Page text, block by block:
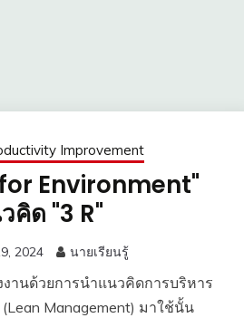
Improvement
Environment"
คิด "3 R"
2024 นายเรียนรู้
งานด้วยการนำแนวคิดการบริหาร
Management) มาใช้นั้น